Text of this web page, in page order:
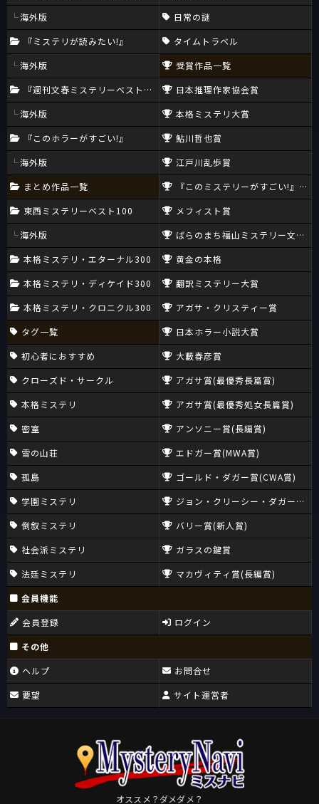
海外版
『ミステリが読みたい!』
海外版
『週刊文春ミステリーベスト10』
海外版
『このホラーがすごい!』
海外版
まとめ作品一覧
東西ミステリーベスト100
海外版
本格ミステリ・エターナル300
本格ミステリ・ディケイド300
本格ミステリ・クロニクル300
タグ一覧
初心者におすすめ
クローズド・サークル
本格ミステリ
密室
雪の山荘
孤島
学園ミステリ
倒叙ミステリ
社会派ミステリ
法廷ミステリ
日常の謎
タイムトラベル
受賞作品一覧
日本推理作家協会賞
本格ミステリ大賞
鮎川哲也賞
江戸川乱歩賞
『このミステリーがすごい!』大賞
メフィスト賞
ばらのまち福山ミステリー文学新
黄金の本格
翻訳ミステリー大賞
アガサ・クリスティー賞
日本ホラー小説大賞
大藪春彦賞
アガサ賞(最優秀長篇賞)
アガサ賞(最優秀処女長篇賞)
アンソニー賞(長編賞)
エドガー賞(MWA賞)
ゴールド・ダガー賞(CWA賞)
ジョン・クリーシー・ダガー賞
バリー賞(新人賞)
ガラスの鍵賞
マカヴィティ賞(長編賞)
会員機能
会員登録
ログイン
その他
ヘルプ
要望
お問合せ
サイト運営者
オススメ？ダメダメ？